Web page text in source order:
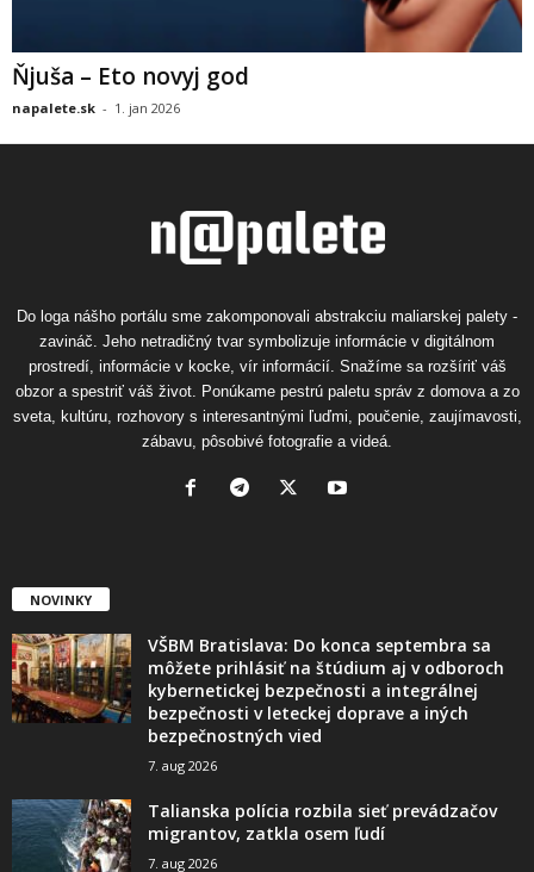
Ňjuša – Eto novyj god
napalete.sk - 1. jan 2026
Do loga nášho portálu sme zakomponovali abstrakciu maliarskej palety -
zavináč. Jeho netradičný tvar symbolizuje informácie v digitálnom
prostredí, informácie v kocke, vír informácií. Snažíme sa rozšíriť váš
obzor a spestriť váš život. Ponúkame pestrú paletu správ z domova a zo
sveta, kultúru, rozhovory s interesantnými ľuďmi, poučenie, zaujímavosti,
zábavu, pôsobivé fotografie a videá.
NOVINKY
VŠBM Bratislava: Do konca septembra sa
môžete prihlásiť na štúdium aj v odboroch
kybernetickej bezpečnosti a integrálnej
bezpečnosti v leteckej doprave a iných
bezpečnostných vied
7. aug 2026
Talianska polícia rozbila sieť prevádzačov
migrantov, zatkla osem ľudí
7. aug 2026